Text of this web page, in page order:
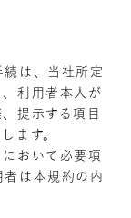
は、当社所定
利用者本人が
提示する項目
ます。
おいて必要項
者は本規約の内